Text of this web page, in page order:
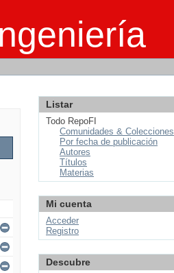
Listar
Todo RepoFI
Comunidades & Colecciones
Por fecha de publicación
Autores
Títulos
Materias
Mi cuenta
Acceder
Registro
Descubre